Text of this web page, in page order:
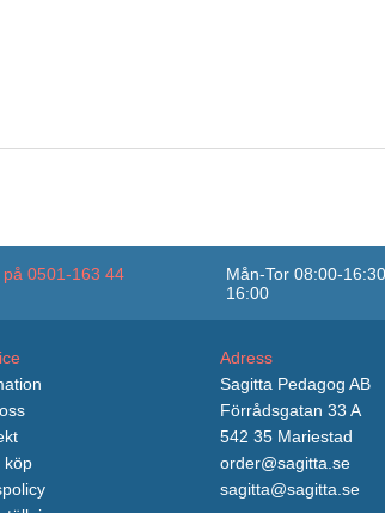
på 0501-163 44
Mån-Tor 08:00-
16:00
köp
Adress
Sagitta Pedagog AB
Förrådsgatan 33 A
542 35 Mariestad
order@sagitta.se
sagitta@sagitta.se